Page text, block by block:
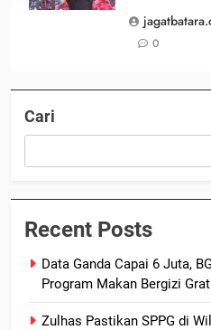
0
Cari
Recent Posts
Data Ganda Capai 6 Juta,
Program Makan Bergizi
Zulhas Pastikan SPPG di